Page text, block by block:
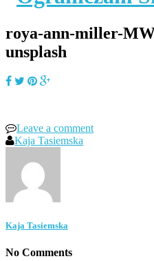
roya-ann-miller-
unsplash
Leave a comment
Kaja Tasiemska
Kaja Tasiemska
No Comments